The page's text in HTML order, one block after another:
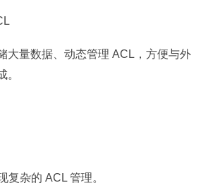
大量数据、动态管理 ACL，方便与外
。
复杂的 ACL 管理。